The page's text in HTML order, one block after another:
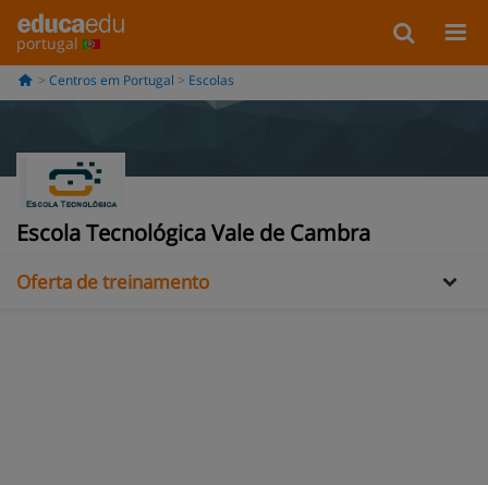
portugal
Centros em Portugal Escolas
Escola Tecnológica Vale de Cambra
Informação
Oferta de treinamento